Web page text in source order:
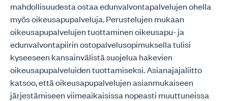
mahdollisuudesta ostaa edunvalvontapalvelujen ohella
myös oikeusapupalveluja. Perustelujen mukaan
oikeusapupalvelujen tuottaminen oikeusapu- ja
edunvalvontapiirin ostopalvelusopimuksella tulisi
kyseeseen kansainvälistä suojelua hakevien
oikeusapupalveluiden tuottamiseksi. Asianajajaliitto
katsoo, että oikeusapupalvelujen asianmukaiseen
järjestämiseen viimeaikaisissa nopeasti muuttuneissa